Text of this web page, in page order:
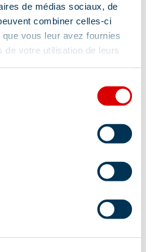
de médias sociaux, de
combiner celles-ci
vous leur avez fournies
de votre utilisation de leurs